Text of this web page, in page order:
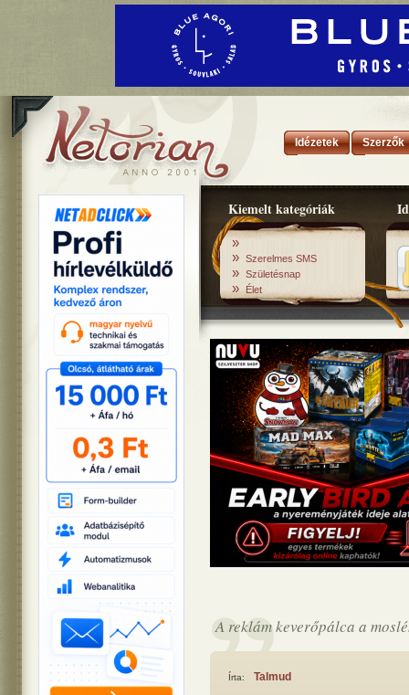
Idézetek Szerzők
Kiemelt kategóriák
»
» Szerelmes SMS
» Születésnap
» Élet
A reklám keverőpálca a
Írta: Talmud